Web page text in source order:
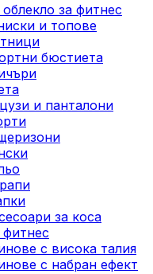
за фитнес
и топове
бюстиета
и панталони
за коса
с висока талия
с набран ефект